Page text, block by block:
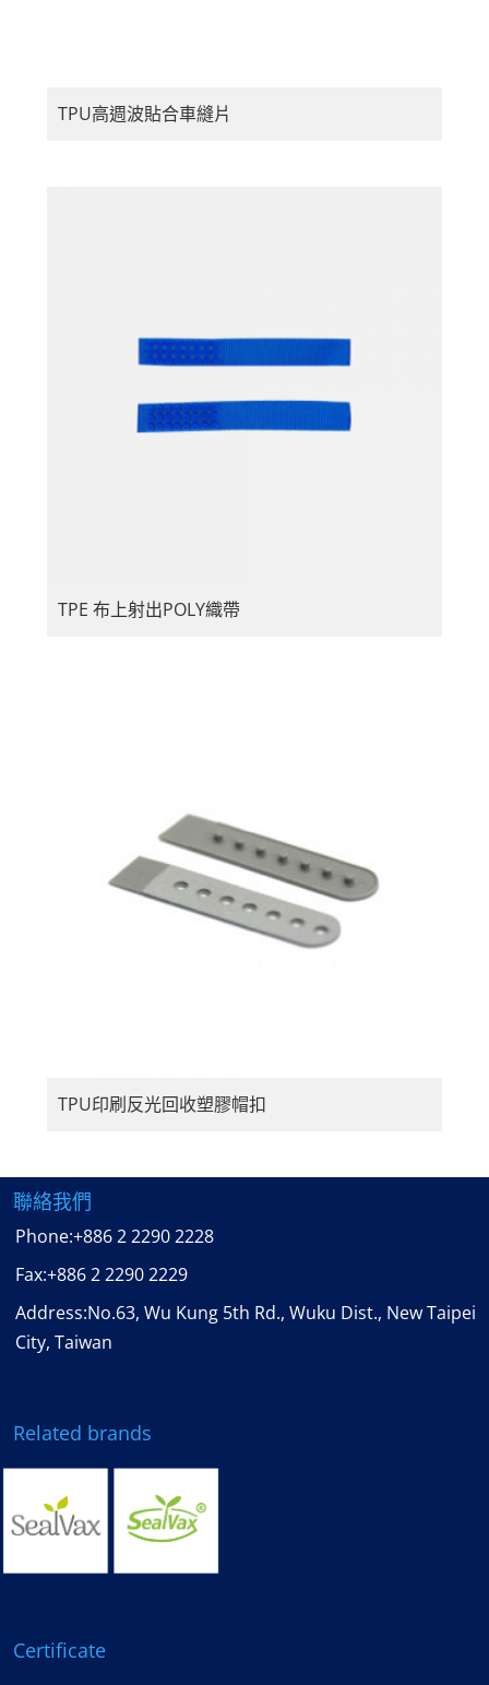
TPU高週波貼合車縫片
TPE 布上射出POLY織帶
TPU印刷反光回收塑膠帽扣
聯絡我們
Phone:+886 2 2290 2228
Fax:+886 2 2290 2229
Address:No.63, Wu Kung 5th Rd., Wuku Dist., New Taipei
City, Taiwan
Related brands
Certificate